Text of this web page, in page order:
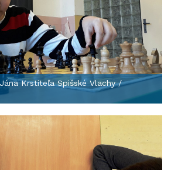
Krstiteľa Spišské Vlachy /